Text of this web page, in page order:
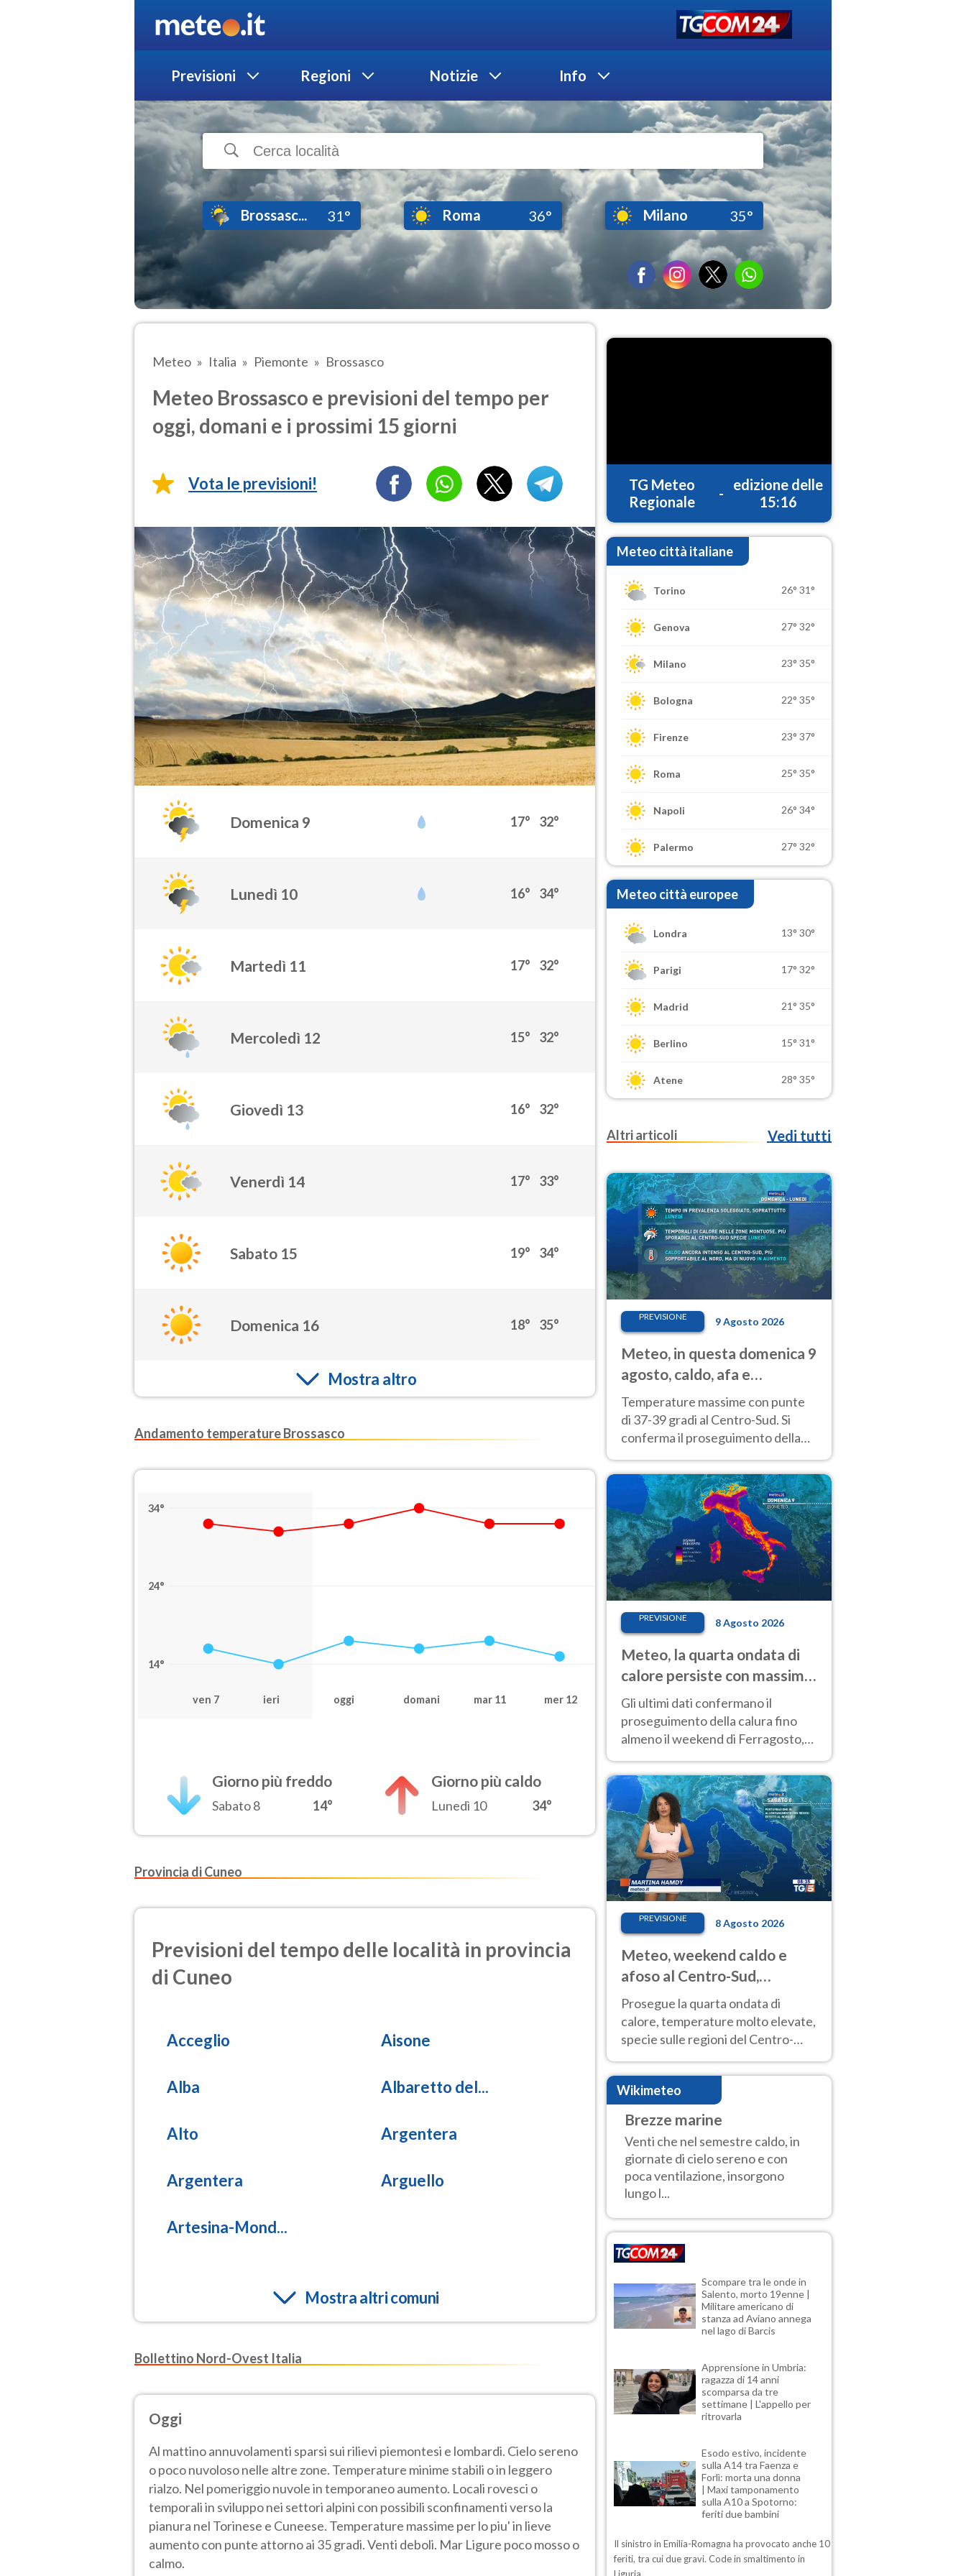
Previsioni Regioni Notizie Info
Brossasc... 31° Roma 36° Milano 35°
Meteo Italia Piemonte Brossasco
Meteo Brossasco e previsioni del tempo per
oggi, domani e i prossimi 15 giorni
Vota le previsioni!
Domenica 9 17° 32°
Lunedì 10 16° 34°
Martedì 11 17° 32°
Mercoledì 12 15° 32°
Giovedì 13 16° 32°
Venerdì 14 17° 33°
Sabato 15 19° 34°
Domenica 16 18° 35°
Mostra altro
Andamento temperature Brossasco
34°
24°
14°
ven 7 ieri oggi domani mar 11 mer 12
Giorno più freddo
Sabato 8 14°
Giorno più caldo
Lunedì 10 34°
Provincia di Cuneo
Previsioni del tempo delle località in provincia
di Cuneo
Acceglio Aisone
Alba Albaretto del...
Alto Argentera
Argentera Arguello
Artesina-Mond...
Mostra altri comuni
Bollettino Nord-Ovest Italia
Oggi
Al mattino annuvolamenti sparsi sui rilievi piemontesi e lombardi. Cielo sereno
o poco nuvoloso nelle altre zone. Temperature minime stabili o in leggero
rialzo. Nel pomeriggio nuvole in temporaneo aumento. Locali rovesci o
temporali in sviluppo nei settori alpini con possibili sconfinamenti verso la
pianura nel Torinese e Cuneese. Temperature massime per lo piu' in lieve
aumento con punte attorno ai 35 gradi. Venti deboli. Mar Ligure poco mosso o
calmo.
TG Meteo
Regionale
-
edizione delle
15:16
Meteo città italiane
Torino 26° 31°
Genova 27° 32°
Milano 23° 35°
Bologna 22° 35°
Firenze 23° 37°
Roma 25° 35°
Napoli 26° 34°
Palermo 27° 32°
Meteo città europee
Londra 13° 30°
Parigi 17° 32°
Madrid 21° 35°
Berlino 15° 31°
Atene 28° 35°
Altri articoli Vedi tutti
PREVISIONE 9 Agosto 2026
Meteo, in questa domenica 9
agosto, caldo, afa e
temporali di calore
Temperature massime con punte
di 37-39 gradi al Centro-Sud. Si
conferma il proseguimento della
weekend di Ferragosto
PREVISIONE 8 Agosto 2026
Meteo, la quarta ondata di
calore persiste con massime
sempre molto elevate
Gli ultimi dati confermano il
proseguimento della calura fino
almeno il weekend di Ferragosto,
intensificazione prossima
settimana
PREVISIONE 8 Agosto 2026
Meteo, weekend caldo e
afoso al Centro-Sud,
temporali sui rilievi
Prosegue la quarta ondata di
calore, temperature molto elevate,
specie sulle regioni del Centro-
Sud. Nuovi temporali di calore sulle
aree montuose
Wikimeteo
Brezze marine
Venti che nel semestre caldo, in
giornate di cielo sereno e con
poca ventilazione, insorgono
lungo l...
Scompare tra le onde in
Salento, morto 19enne |
Militare americano di
stanza ad Aviano annega
nel lago di Barcis
Apprensione in Umbria:
ragazza di 14 anni
scomparsa da tre
settimane | L'appello per
ritrovarla
Esodo estivo, incidente
sulla A14 tra Faenza e
Forlì: morta una donna
| Maxi tamponamento
sulla A10 a Spotorno:
feriti due bambini
Il sinistro in Emilia-Romagna ha provocato anche 10
feriti, tra cui due gravi. Code in smaltimento in